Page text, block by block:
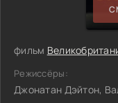
фильм
Режиссёры:
Джонатан Дэйтон,